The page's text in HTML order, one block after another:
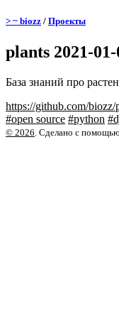
> ~ biozz / Проекты
plants 2021-
База знаний про
https://github.com/biozz/
#open source #python
© 2026. Сделано с